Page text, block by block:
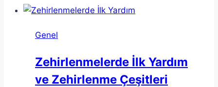
Burkulmalarda
Genel
Zehirlenmelerde İlk Yardım
ve Zehirlenme Çeşitleri